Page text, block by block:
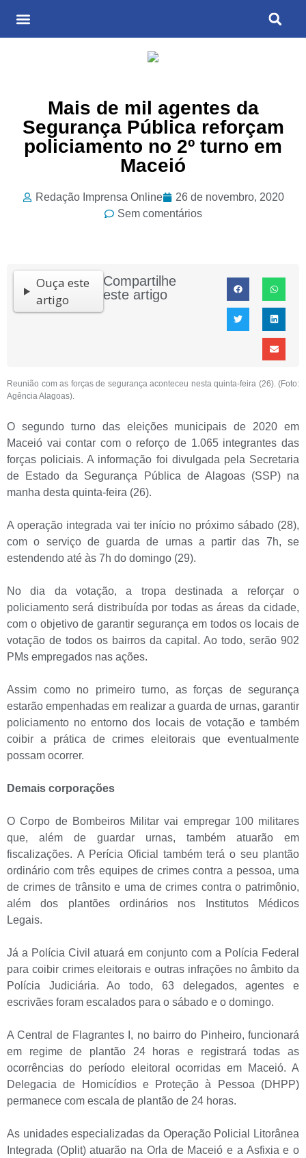
Mais de mil agentes da
Segurança Pública reforçam
policiamento no 2º turno em
Maceió
Redação Imprensa Online
26 de novembro, 2020
Sem comentários
Ouça este
artigo
Compartilhe
este artigo
Reunião com as forças de segurança aconteceu nesta quinta-feira (26). (Foto:
Agência Alagoas).
O segundo turno das eleições municipais de 2020 em
Maceió vai contar com o reforço de 1.065 integrantes das
forças policiais. A informação foi divulgada pela Secretaria
de Estado da Segurança Pública de Alagoas (SSP) na
manha desta quinta-feira (26).
A operação integrada vai ter início no próximo sábado (28),
com o serviço de guarda de urnas a partir das 7h, se
estendendo até às 7h do domingo (29).
No dia da votação, a tropa destinada a reforçar o
policiamento será distribuída por todas as áreas da cidade,
com o objetivo de garantir segurança em todos os locais de
votação de todos os bairros da capital. Ao todo, serão 902
PMs empregados nas ações.
Assim como no primeiro turno, as forças de segurança
estarão empenhadas em realizar a guarda de urnas, garantir
policiamento no entorno dos locais de votação e também
coibir a prática de crimes eleitorais que eventualmente
possam ocorrer.
Demais corporações
O Corpo de Bombeiros Militar vai empregar 100 militares
que, além de guardar urnas, também atuarão em
fiscalizações. A Perícia Oficial também terá o seu plantão
ordinário com três equipes de crimes contra a pessoa, uma
de crimes de trânsito e uma de crimes contra o patrimônio,
além dos plantões ordinários nos Institutos Médicos
Legais.
Já a Polícia Civil atuará em conjunto com a Polícia Federal
para coibir crimes eleitorais e outras infrações no âmbito da
Polícia Judiciária. Ao todo, 63 delegados, agentes e
escrivães foram escalados para o sábado e o domingo.
A Central de Flagrantes I, no bairro do Pinheiro, funcionará
em regime de plantão 24 horas e registrará todas as
ocorrências do período eleitoral ocorridas em Maceió. A
Delegacia de Homicídios e Proteção à Pessoa (DHPP)
permanece com escala de plantão de 24 horas.
As unidades especializadas da Operação Policial Litorânea
Integrada (Oplit) atuarão na Orla de Maceió e a Asfixia e o